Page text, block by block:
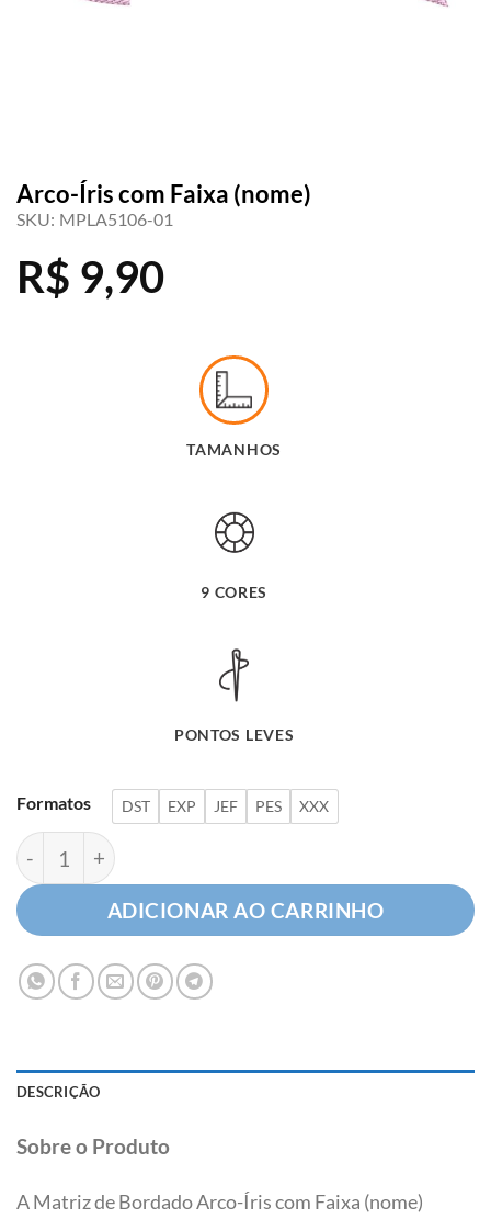
Arco-Íris com Faixa (nome)
SKU: MPLA5106-01
R$ 9,90
TAMANHOS
9 CORES
PONTOS LEVES
Formatos DST EXP JEF PES XXX
Arco-Íris com Faixa (nome) quantidade
ADICIONAR AO CARRINHO
DESCRIÇÃO
Sobre o Produto
A Matriz de Bordado Arco-Íris com Faixa (nome)